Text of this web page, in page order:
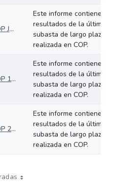
Subasta 13 COP Julio 24 de 2024
Este informe contiene los
resultados de la última
subasta de largo plazo
realizada en COP.
Subasta 06 COP 10-04-2024
Este informe contiene los
resultados de la última
subasta de largo plazo
realizada en COP.
Subasta 07 COP 24-04-2024
Este informe contiene los
resultados de la última
subasta de largo plazo
realizada en COP.